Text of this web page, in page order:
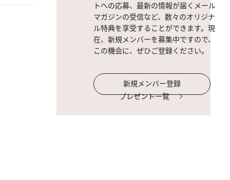
トへの応募、最新の情報が届くメール
マガジンの受信など、数々のオリジナ
ル特典を享受することができます。現
在、新規メンバーを募集中ですので、
この機会に、ぜひご登録ください。
新規メンバー登録
プレゼント一覧